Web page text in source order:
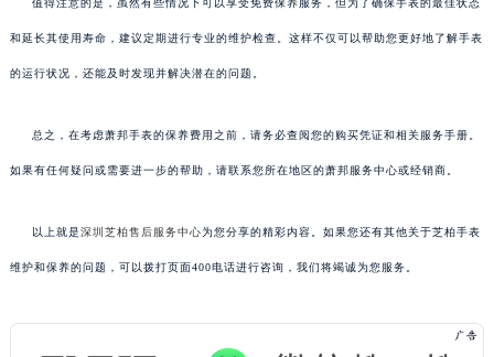
和延长其使用寿命，建议定期进行专业的维护检查。这样不仅可以帮助您更好地了解手表
的运行状况，还能及时发现并解决潜在的问题。
总之，在考虑萧邦手表的保养费用之前，请务必查阅您的购买凭证和相关服务手册。
如果有任何疑问或需要进一步的帮助，请联系您所在地区的萧邦服务中心或经销商。
以上就是深圳芝柏售后服务中心为您分享的精彩内容。如果您还有其他关于芝柏手表
维护和保养的问题，可以拨打页面400电话进行咨询，我们将竭诚为您服务。